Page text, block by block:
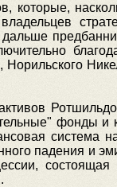
которые,
Норильского
фонды и
система
падения и